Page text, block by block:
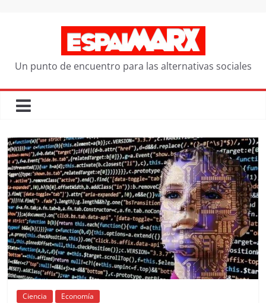
Un punto de encuentro para las alternativas sociales
Ciencia Economía